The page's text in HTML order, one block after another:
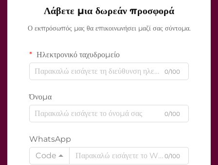
Λάβετε μια δωρεάν προσφορά
Ο εκπρόσωπός μας θα επικοινωνήσει μαζί σας σύντομα.
Ηλεκτρονικό ταχυδρομείο
0/100
Όνομα
0/100
WhatsApp
Code
0/100